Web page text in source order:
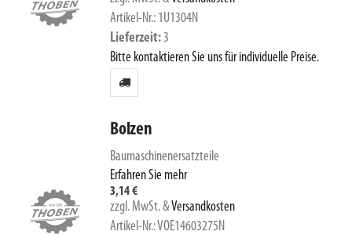
Artikel-Nr.: 1U1304N
Lieferzeit 3
Bitte kontaktieren Sie uns für individuelle Preise.
Bolzen
Baumaschinenersatzteile
Erfahren Sie mehr
3,14 €
zzgl. MwSt.&Versandkosten
Artikel-Nr.: VOE14603275N